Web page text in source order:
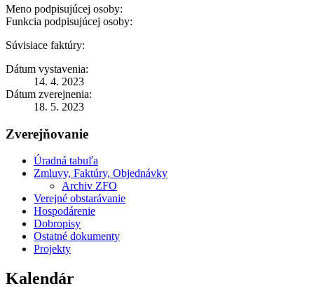
Meno podpisujúcej osoby:
Funkcia podpisujúcej osoby:
Súvisiace faktúry:
Dátum vystavenia:
14. 4. 2023
Dátum zverejnenia:
18. 5. 2023
Zverejňovanie
Úradná tabuľa
Zmluvy, Faktúry, Objednávky
Archiv ZFO
Verejné obstarávanie
Hospodárenie
Dobropisy
Ostatné dokumenty
Projekty
Kalendár